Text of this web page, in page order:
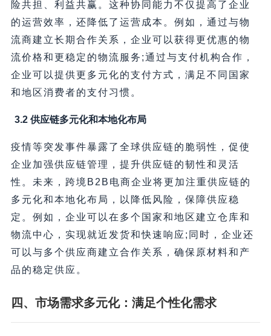
险共担、利益共赢。这种协同能力不仅提高了企业
的运营效率，还降低了运营成本。例如，通过与物
流商建立长期合作关系，企业可以获得更优惠的物
流价格和更稳定的物流服务;通过与支付机构合作，
企业可以提供更多元化的支付方式，满足不同国家
和地区消费者的支付习惯。
3.2 供应链多元化和本地化布局
疫情等突发事件暴露了全球供应链的脆弱性，促使
企业加强供应链管理，提升供应链的韧性和灵活
性。未来，跨境B2B电商企业将更加注重供应链的
多元化和本地化布局，以降低风险，保障供应稳
定。例如，企业可以在多个国家和地区建立仓库和
物流中心，实现就近发货和快速响应;同时，企业还
可以与多个供应商建立合作关系，确保原材料和产
品的稳定供应。
四、市场需求多元化：满足个性化需求